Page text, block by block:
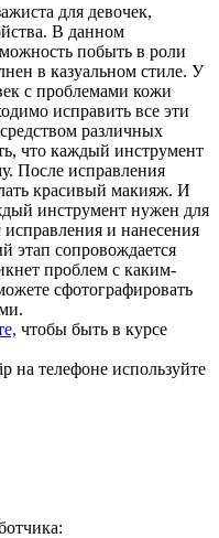
для девочек,
В данном
побыть в роли
в казуальном стиле. У
с проблемами кожи
исправить все эти
различных
что каждый инструмент
После исправления
красивый макияж. И
инструмент нужен для
и нанесения
этап сопровождается
проблем с каким-
сфотографировать
чтобы быть в курсе
на телефоне используйте